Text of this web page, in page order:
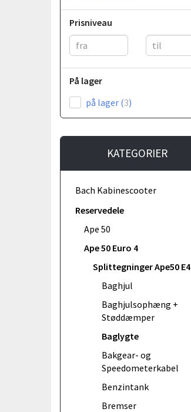
Prisniveau
På lager
på lager (3)
KATEGORIER
Bach Kabinescooter
Reservedele
Ape 50
Ape 50 Euro 4
Splittegninger Ape50 E4
Baghjul
Baghjulsophæng +
Støddæmper
Baglygte
Bakgear- og
Speedometerkabel
Benzintank
Bremser